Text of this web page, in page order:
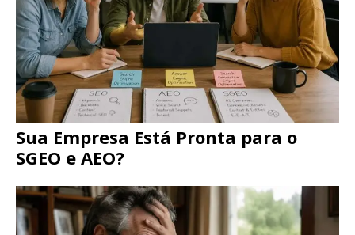
Sua Empresa Está Pronta para o
SGEO e AEO?